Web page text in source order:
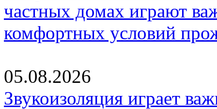
частных домах играют
комфортных условий
05.08.2026
Звукоизоляция играет